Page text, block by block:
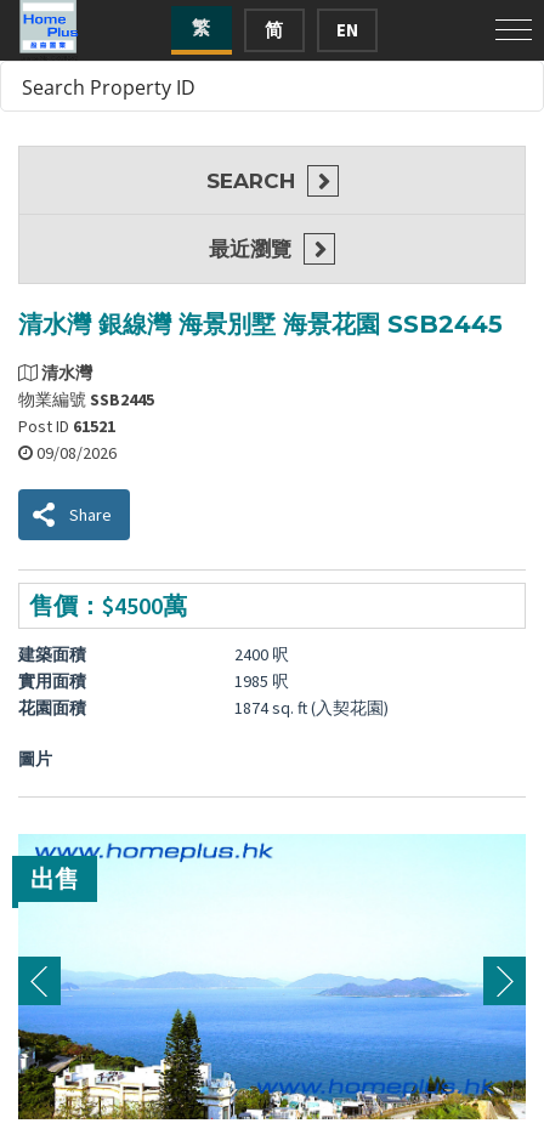
繁 简 EN
清水灣 銀線灣 海景別墅 海景花園 SSB2445
清水灣
物業編號SSB2445
Post ID 61521
09/08/2026
Share
售價：$4500萬
建築面積
2400 呎
實用面積
1985 呎
花園面積
1874 sq. ft (入契花園)
圖片
出售
SEARCH
最近瀏覽